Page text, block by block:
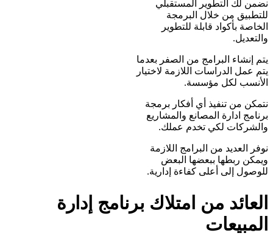
نضمن لك التطوير المستقبلي
للتطبيق من خلال البرمجة
الخاصة بأكواد قابلة للتطوير
والتعديل.
يتم إنشاء البرامج من الصفر بعدما
يتم عمل الدراسات اللازمة لاختيار
الأنسب لكل مؤسسة.
نتمكن من تنفيذ أي أفكار برمجة
برنامج ادارة المصانع والمشاريع
والشركات لكي تخدم عملك.
نوفر العديد من البرامج اللازمة
ويمكن ربطها ببعضها البعض
للوصول إلى أعلى كفاءة إدارية.
العائد من امتلاك برنامج إدارة
المبيعات